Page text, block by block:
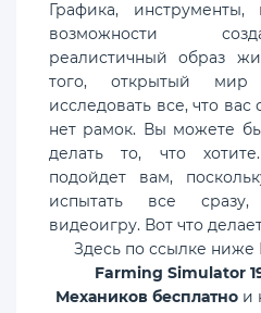
Графика,
возможности
реалистичный образ
того, открытый мир
исследовать все, что
нет рамок. Вы можете
делать то, что
подойдет вам,
испытать все
видеоигру. Вот что
Здесь по ссылке
Farming Simulator
Механиков бесплатнои